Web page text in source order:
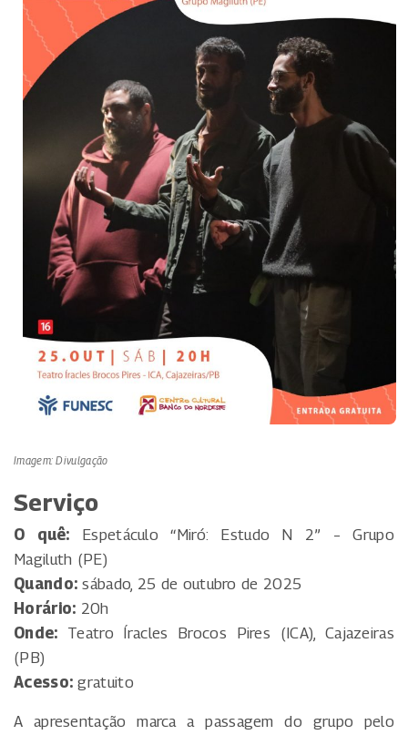
Imagem: Divulgação
Serviço
O quê: Espetáculo “Miró: Estudo N 2” – Grupo
Magiluth (PE)
Quando: sábado, 25 de outubro de 2025
Horário: 20h
Onde: Teatro Íracles Brocos Pires (ICA), Cajazeiras
(PB)
Acesso: gratuito
A apresentação marca a passagem do grupo pelo